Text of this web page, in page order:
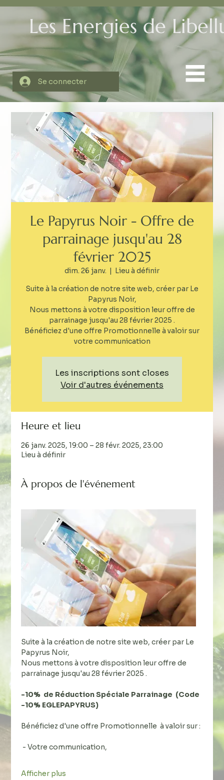
Le Papyrus Noir - Offre de
parrainage jusqu'au 28
février 2025
dim. 26 janv.
  |
Lieu à définir
Suite à la création de notre site web, créer par Le
Papyrus Noir,
Nous mettons à votre disposition leur offre de
parrainage jusqu'au 28 février 2025 .
Bénéficiez d'une offre Promotionnelle à valoir sur
votre communication
Les inscriptions sont closes
Voir d'autres événements
Heure et lieu
26 janv. 2025, 19:00 – 28 févr. 2025, 23:00
Lieu à définir
À propos de l'événement
Suite à la création de notre site web, créer par Le
Papyrus Noir,
Nous mettons à votre disposition leur offre de
parrainage jusqu'au 28 février 2025 .
-10%  de Réduction Spéciale Parrainage  (Code
-10% EGLEPAPYRUS)
Bénéficiez d'une offre Promotionnelle  à valoir sur :
- Votre communication,
Afficher plus
Les Energies de
Se connecter